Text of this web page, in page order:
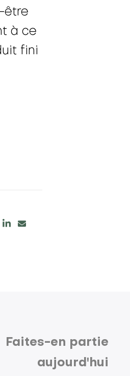
être
à ce
fini
Faites-en partie
aujourd'hui